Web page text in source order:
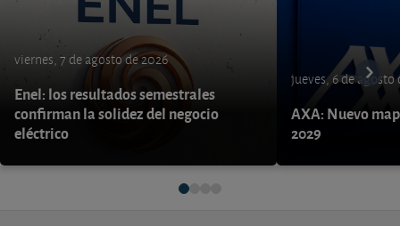
viernes, 7 de agosto de 2026
Enel: los resultados semestrales
confirman la solidez del negocio
eléctrico
jueves, 6 de agosto
AXA: Nuevo
2029